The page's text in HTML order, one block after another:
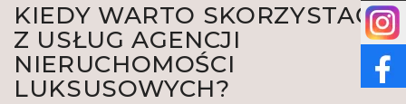
KIEDY WARTO SKORZYSTAĆ
Z USŁUG AGENCJI
NIERUCHOMOŚCI
LUKSUSOWYCH?